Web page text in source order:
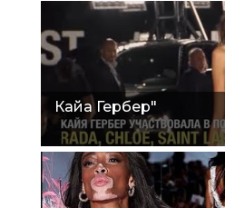
Кайа Гербер"